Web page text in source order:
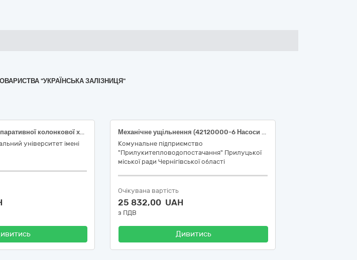
"УКРАЇНСЬКА ЗАЛІЗНИЦЯ"
Компресор для препаративної колонкової хроматографії
університет імені
Механічне ущільнення (42120000-6 Насоси та компресори)
Комунальне підприємство
"Прилукитепловодопостачання" Прилуцької
міської ради Чернігівської області
Очікувана вартість
25 832,00 UAH
з ПДВ
Дивитись